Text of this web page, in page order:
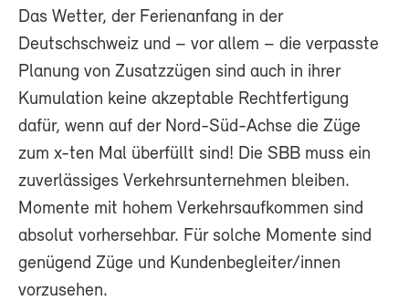
Das Wetter, der Ferienanfang in der
Deutschschweiz und – vor allem – die verpasste
Planung von Zusatzzügen sind auch in ihrer
Kumulation keine akzeptable Rechtfertigung
dafür, wenn auf der Nord-Süd-Achse die Züge
zum x-ten Mal überfüllt sind! Die SBB muss ein
zuverlässiges Verkehrsunternehmen bleiben.
Momente mit hohem Verkehrsaufkommen sind
absolut vorhersehbar. Für solche Momente sind
genügend Züge und Kundenbegleiter/innen
vorzusehen.